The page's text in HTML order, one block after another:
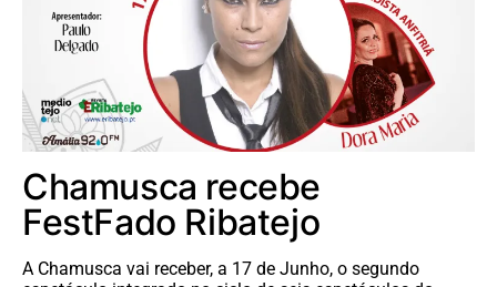
Chamusca recebe
FestFado Ribatejo
A Chamusca vai receber, a 17 de Junho, o segundo